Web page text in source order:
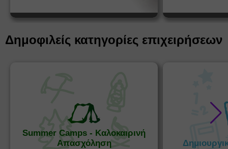
Δημοφιλείς κατηγορίες επιχειρήσεων
Summer Camps - Καλοκαιρινή
Απασχόληση